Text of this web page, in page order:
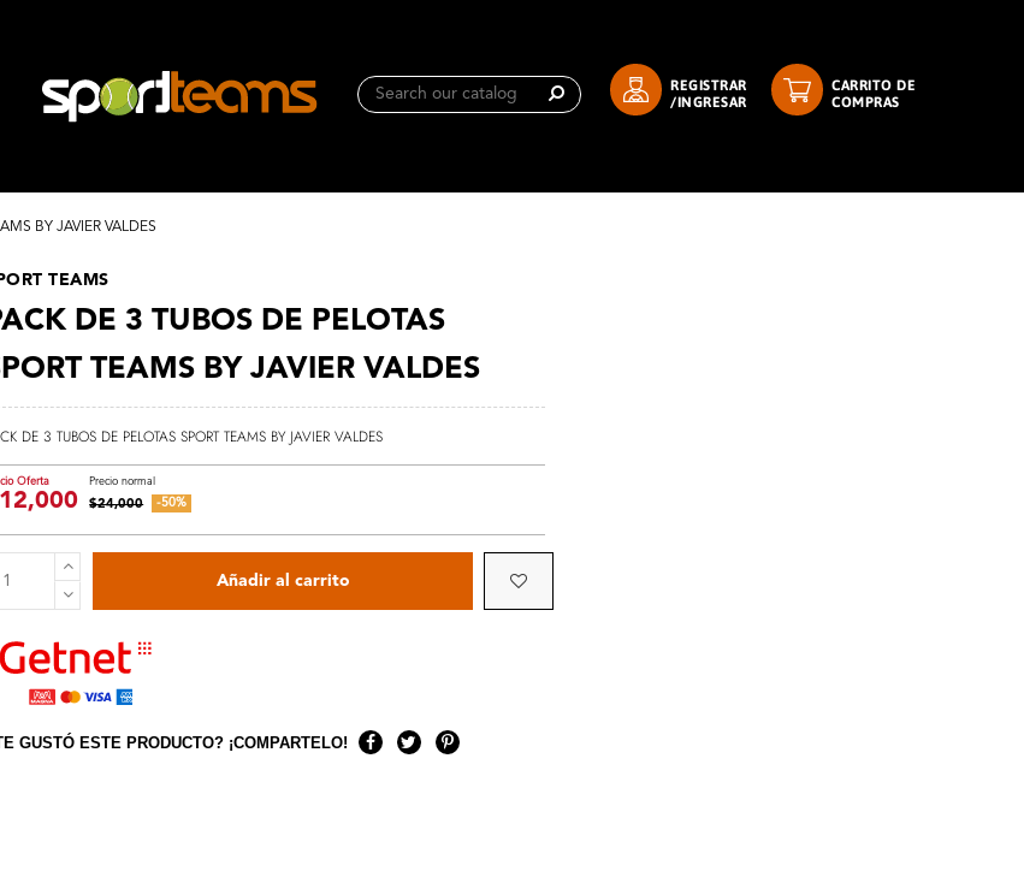
BY JAVIER VALDES
TEAMS
DE 3 TUBOS DE PELOTAS
TEAMS BY JAVIER VALDES
DE 3 TUBOS DE PELOTAS SPORT TEAMS BY JAVIER VALDES
$24,000 -50%
Añadir al carrito